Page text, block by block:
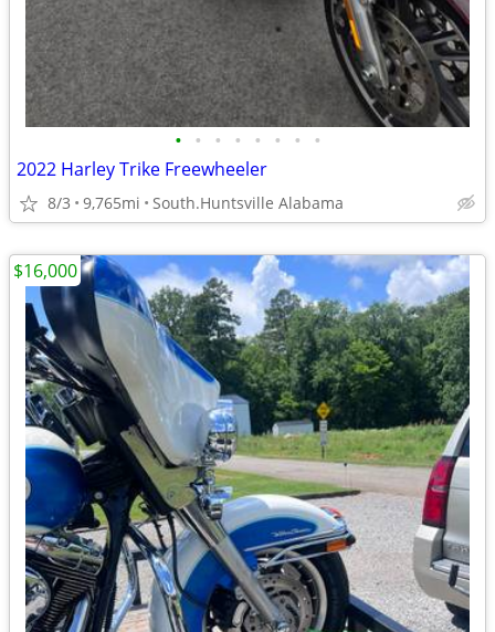
• • • • • • • •
2022 Harley Trike Freewheeler
8/3 9,765mi South.Huntsville Alabama
$16,000